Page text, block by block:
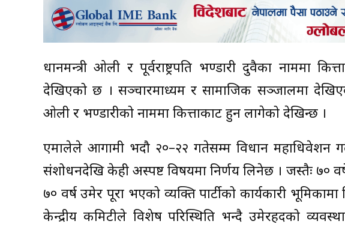
प्रधानमन्त्री ओली र पूर्वराष्ट्रपति भण्डारी दुवैका नाममा
देखिएको छ । सञ्चारमाध्यम र सामाजिक सञ्जालमा
ओली र भण्डारीको नाममा कित्ताकाट हुन लागेको देखिन्छ ।
एमालेले आगामी भदौ २०–२२ गतेसम्म विधान महाधिवेशन
संशोधनदेखि केही अस्पष्ट विषयमा निर्णय लिनेछ । जस्तैः ७०
७० वर्ष उमेर पूरा भएको व्यक्ति पार्टीको कार्यकारी
केन्द्रीय कमिटीले विशेष परिस्थिति भन्दै उमेरहदको